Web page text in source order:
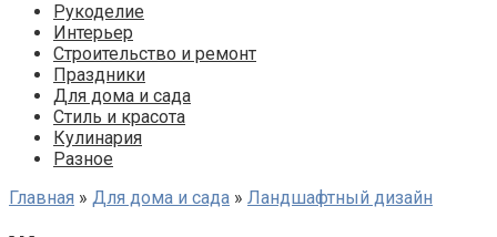
Рукоделие
Интерьер
Строительство и ремонт
Праздники
Для дома и сада
Стиль и красота
Кулинария
Разное
Главная » Для дома и сада » Ландшафтный дизайн